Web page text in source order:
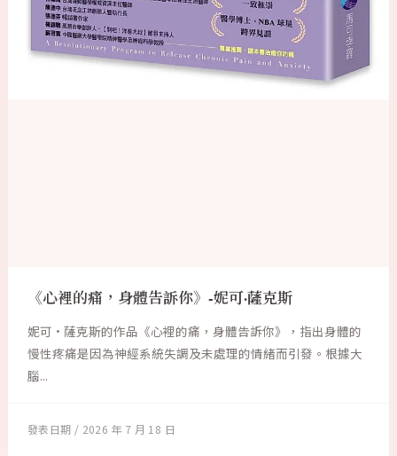
《心裡的痛，身體告訴你》-妮可·薩克斯
妮可·薩克斯的作品《心裡的痛，身體告訴你》，指出身體的
慢性疼痛是因為神經系統失調及未處理的情緒而引發。根據大
腦...
2026 年 7 月 18 日